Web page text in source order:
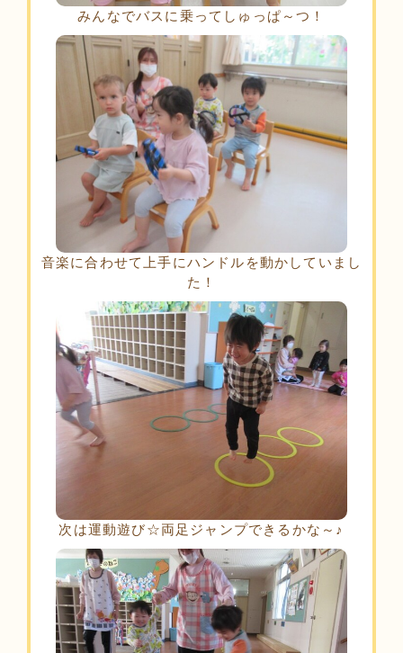
みんなでバスに乗ってしゅっぱ～つ！
音楽に合わせて上手にハンドルを動かしていまし
た！
次は運動遊び☆両足ジャンプできるかな～♪